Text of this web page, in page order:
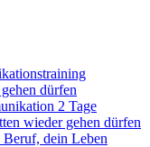
dürfen
2 Tage
wieder gehen dürfen
dein Leben